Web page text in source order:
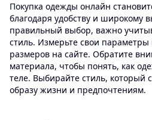
Покупка одежды онлайн
благодаря удобству и широкому
правильный выбор, важно
стиль. Измерьте свои параметры
размеров на сайте. Обратите
материала, чтобы понять, как
теле. Выбирайте стиль, который
образу жизни и предпочтениям.